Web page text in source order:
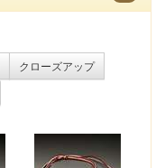
クローズアップ